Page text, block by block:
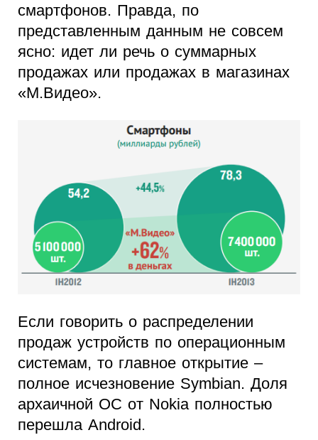
смартфонов. Правда, по
представленным данным не совсем
ясно: идет ли речь о суммарных
продажах или продажах в магазинах
«М.Видео».
Если говорить о распределении
продаж устройств по операционным
системам, то главное открытие –
полное исчезновение Symbian. Доля
архаичной ОС от Nokia полностью
перешла Android.